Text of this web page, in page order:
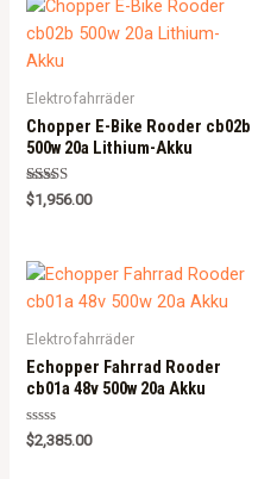
Elektrofahrräder
Chopper E-Bike Rooder cb02b
500w 20a Lithium-Akku
Rated
5.00
$1,956.00
Elektrofahrräder
Echopper Fahrrad Rooder
cb01a 48v 500w 20a Akku
Rated
0
$2,385.00